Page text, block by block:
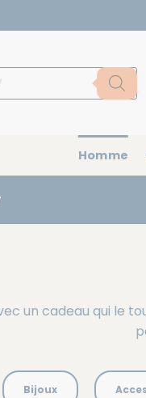
Homme
un cadeau qui le
Bijoux